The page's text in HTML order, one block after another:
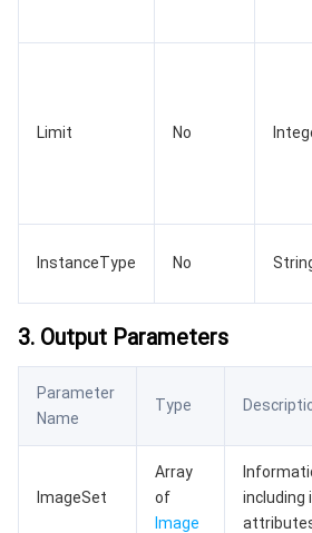
Limit No
InstanceType No
3. Output Parameters
Parameter
Name
Type
ImageSet
Array
of
Image
including